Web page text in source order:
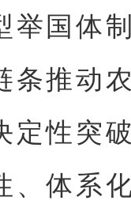
举国体
条推动
定性突
、体系